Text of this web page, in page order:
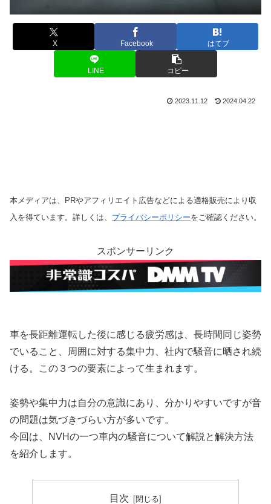
X Facebook はてブ
LINE コピー
2023.11.12 2024.04.22
本メディアは、PRやアフィリエイト広告などによる適格販売により収
入を得ています。詳しくは、 プライバシーポリシーをご確認ください。
スポンサーリンク
車を長距離運転した後に感じる疲労感は、長時間同じ姿勢
でいること、周囲に対する集中力、社内で騒音に晒され続
ける。この３つの要素によって生まれます。
姿勢や集中力は自分の意識にあり、分かりやすいですが音
の問題は気づきづらい方が多いです。
今回は、NVHの一つ車内の騒音について解説と解決方法
を紹介します。
目次